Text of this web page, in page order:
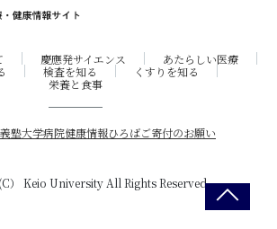
慶應発サイエンス
あたらしい医療
検査を知る
くすりを知る
栄養と食事
塾大学病院健康情報ひろばご寄付のお願い
） Keio University All Rights Reserved.